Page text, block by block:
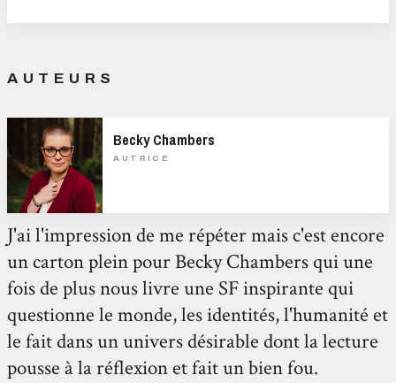
AUTEURS
Becky Chambers
AUTRICE
J'ai l'impression de me répéter mais c'est encore
un carton plein pour Becky Chambers qui une
fois de plus nous livre une SF inspirante qui
questionne le monde, les identités, l'humanité et
le fait dans un univers désirable dont la lecture
pousse à la réflexion et fait un bien fou.